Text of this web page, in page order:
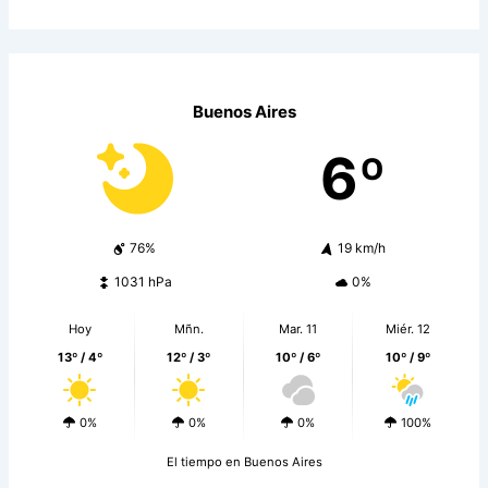
Buenos Aires
6º
76% 19 km/h
1031 hPa 0%
Hoy
13º / 4º
0%
Mñn.
12º / 3º
0%
Mar. 11
10º / 6º
0%
Miér. 12
10º / 9º
100%
El tiempo en Buenos Aires